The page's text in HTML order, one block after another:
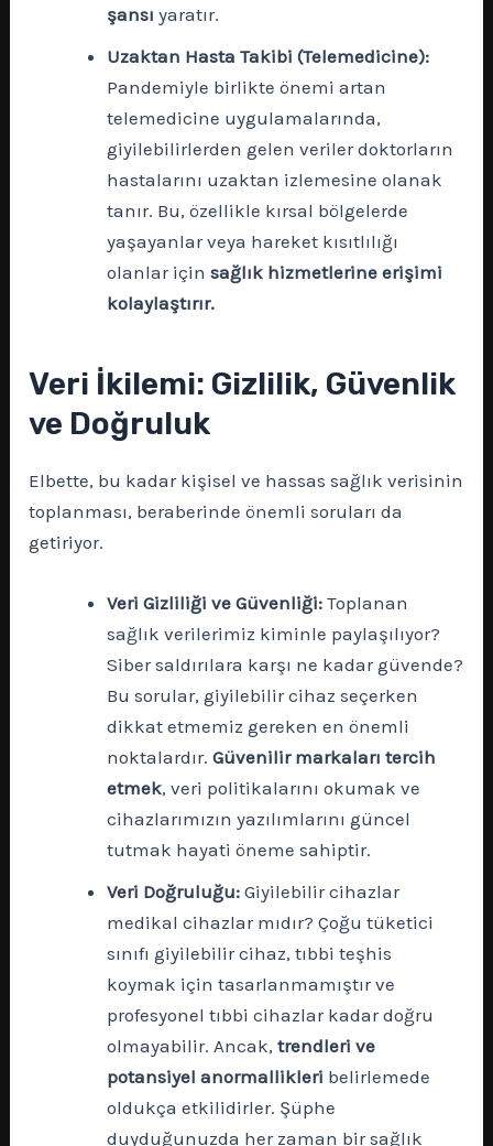
şansı yaratır.
Uzaktan Hasta Takibi (Telemedicine):
Pandemiyle birlikte önemi artan
telemedicine uygulamalarında,
giyilebilirlerden gelen veriler doktorların
hastalarını uzaktan izlemesine olanak
tanır. Bu, özellikle kırsal bölgelerde
yaşayanlar veya hareket kısıtlılığı
olanlar içinsağlık hizmetlerine erişimi
kolaylaştırır.
Veri İkilemi: Gizlilik, Güvenlik
ve Doğruluk
Elbette, bu kadar kişisel ve hassas sağlık verisinin
toplanması, beraberinde önemli soruları da
getiriyor.
Veri Gizliliği ve Güvenliği: Toplanan
sağlık verilerimiz kiminle paylaşılıyor?
Siber saldırılara karşı ne kadar güvende?
Bu sorular, giyilebilir cihaz seçerken
dikkat etmemiz gereken en önemli
noktalardır.Güvenilir markaları tercih
etmek, veri politikalarını okumak ve
cihazlarımızın yazılımlarını güncel
tutmak hayati öneme sahiptir.
Veri Doğruluğu: Giyilebilir cihazlar
medikal cihazlar mıdır? Çoğu tüketici
sınıfı giyilebilir cihaz, tıbbi teşhis
koymak için tasarlanmamıştır ve
profesyonel tıbbi cihazlar kadar doğru
olmayabilir. Ancak,trendleri ve
potansiyel anormallikleri belirlemede
oldukça etkilidirler. Şüphe
duyduğunuzda her zaman bir sağlık